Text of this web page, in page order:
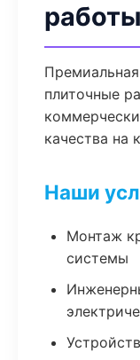
плиточные
качества на
Наши
Монтаж
системы